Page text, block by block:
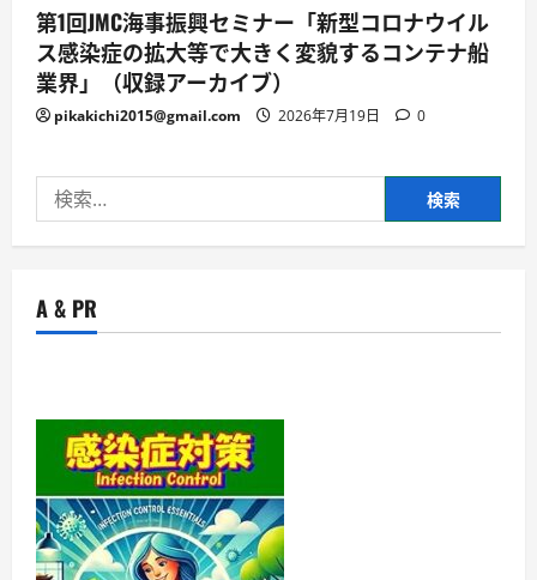
第1回JMC海事振興セミナー「新型コロナウイル
ス感染症の拡大等で大きく変貌するコンテナ船
業界」（収録アーカイブ）
pikakichi2015@gmail.com 2026年7月19日 0
索:
A & PR